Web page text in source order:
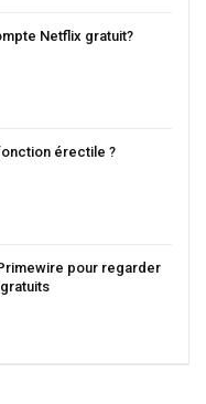
Netflix gratuit?
érectile ?
pour regarder